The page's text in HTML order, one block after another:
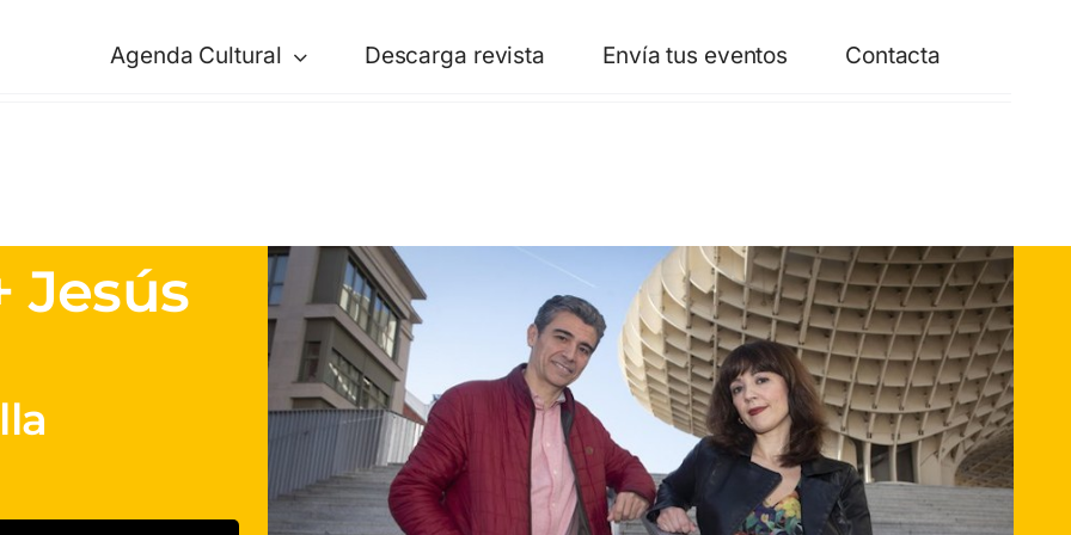
Agenda Cultural Descarga revista Envía tus eventos Contacta
Jesús